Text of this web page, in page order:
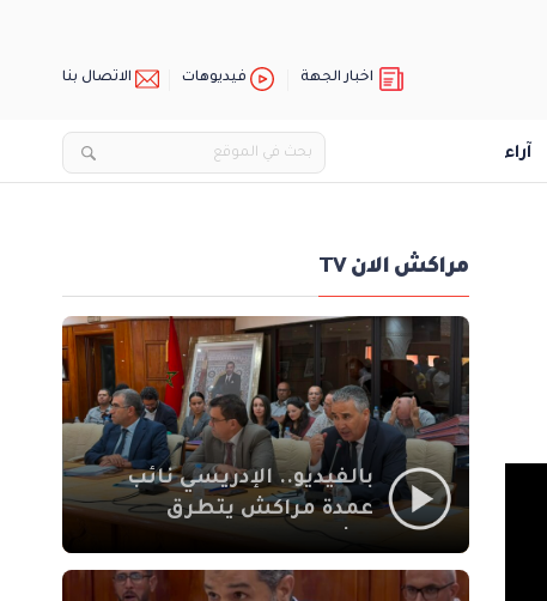
اخبار الجهة فيديوهات الاتصال بنا
آراء
مراكش الان TV
بالفيديو.. الإدريسي نائب
عمدة مراكش يتطرق
الاجتماعي في نقل